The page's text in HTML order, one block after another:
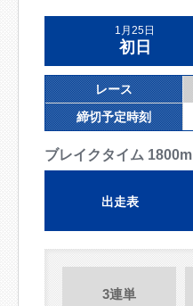
1月25日
初日
レース
締切予定時刻
ブレイクタイム 1800m
出走表
3連単